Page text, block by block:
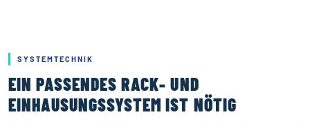
SYSTEMTECHNIK
EIN PASSENDES RACK- UND
EINHAUSUNGSSYSTEM IST NÖTIG